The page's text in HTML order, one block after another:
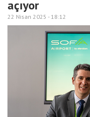
açıyor
22 Nisan 2025 - 18:12